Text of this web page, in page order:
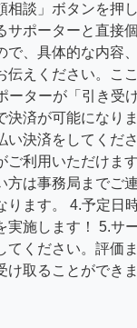
相談」ボタンを押
サポーターと直接
で、具体的な内容
伝えください。こ
ーターが「引き受
決済が可能になり
い決済をしてくだ
ご利用いただけま
方は事務局までご
ります。 4.予定日
実施します！ 5.サ
てください。評価
取ることができま